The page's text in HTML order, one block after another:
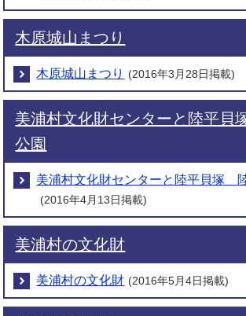
木原城山まつり
木原城山まつり (2016年3月28日掲載)
美浦村文化財センターと陸平
公園
美浦村文化財センターと陸平貝塚
(2016年4月13日掲載)
美浦村の文化財
美浦村の文化財 (2016年5月4日掲載)